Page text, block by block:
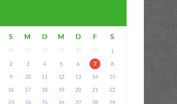
S M D M D F S
26 27 28 29 30 31 1
2 3 4 5 6 7 8
9 10 11 12 13 14 15
16 17 18 19 20 21 22
23 24 25 26 27 28 29